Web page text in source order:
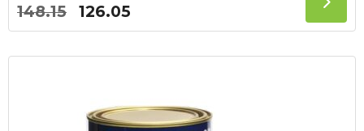
148.15
Oorspronkelijke
prijs
was:
126.05
prijs
is: